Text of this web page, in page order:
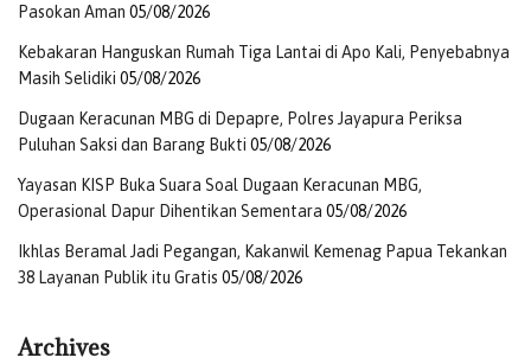
Pasokan Aman 05/08/2026
Kebakaran Hanguskan Rumah Tiga Lantai di Apo Kali, Penyebabnya
Masih Selidiki 05/08/2026
Dugaan Keracunan MBG di Depapre, Polres Jayapura Periksa
Puluhan Saksi dan Barang Bukti 05/08/2026
Yayasan KISP Buka Suara Soal Dugaan Keracunan MBG,
Operasional Dapur Dihentikan Sementara 05/08/2026
Ikhlas Beramal Jadi Pegangan, Kakanwil Kemenag Papua Tekankan
38 Layanan Publik itu Gratis 05/08/2026
Archives